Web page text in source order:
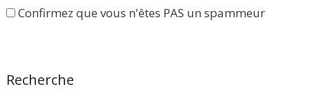
Confirmez que vous n'êtes PAS un spammeur
Recherche